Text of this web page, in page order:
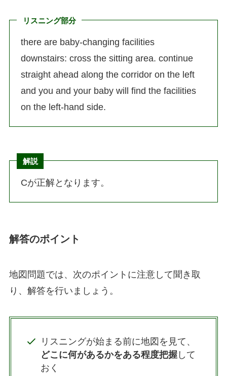
リスニング部分
there are baby-changing facilities
downstairs: cross the sitting area. continue
straight ahead along the corridor on the left
and you and your baby will find the facilities
on the left-hand side.
解説
Cが正解となります。
解答のポイント
地図問題では、次のポイントに注意して聞き取
り、解答を行いましょう。
リスニングが始まる前に地図を見て、
どこに何があるかをある程度把握 して
おく